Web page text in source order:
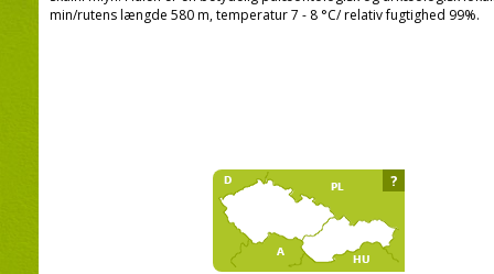
min/rutens længde 580 m, temperatur 7 - 8 °C/ relativ fugtighed 99%.
?